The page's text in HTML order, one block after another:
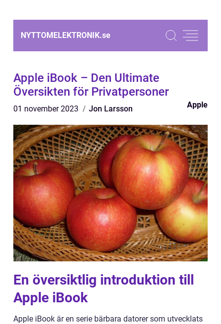
NYTTOMELEKTRONIK.se
Apple iBook – Den Ultimate
Översikten för Privatpersoner
01 november 2023 Jon Larsson Apple
En översiktlig introduktion till
Apple iBook
Apple iBook är en serie bärbara datorer som utvecklats